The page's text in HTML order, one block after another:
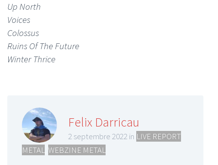
Up North
Voices
Colossus
Ruins Of The Future
Winter Thrice
Felix Darricau
2 septembre 2022 in LIVE REPORT
METAL WEBZINE METAL